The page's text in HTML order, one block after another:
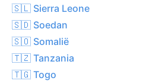
🇸🇱 Sierra Leone
🇸🇩 Soedan
🇸🇴 Somalië
🇹🇿 Tanzania
🇹🇬 Togo